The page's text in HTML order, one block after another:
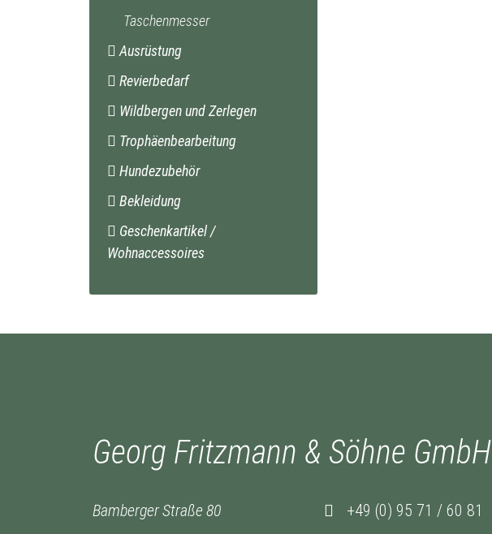
Taschenmesser
Ausrüstung
Revierbedarf
Wildbergen und Zerlegen
Trophäenbearbeitung
Hundezubehör
Bekleidung
Geschenkartikel /
Wohnaccessoires
Georg Fritzmann & Söhne GmbH
Bamberger Straße 80
+49 (0) 95 71 / 60 81